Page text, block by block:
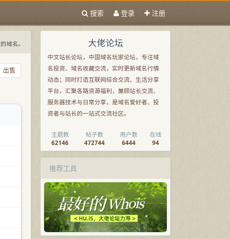
搜索 登录 注册
域名。
出售
大佬论坛
中文站长论坛，中国域名玩家论坛，专注域
名投资、域名收藏交流，实时更新域名行情
动态；同时打造互联网综合交流、生活分享
平台，汇聚各路资源福利，兼顾站长交流、
服务器技术与日常分享，是域名爱好者、投
资者与站长的一站式交流社区。
主题数
62146
帖子数
472744
用户数
6444
在线
94
推荐工具